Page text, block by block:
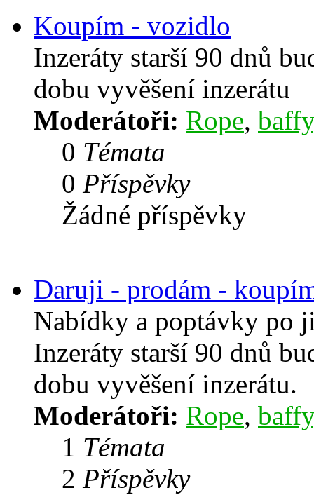
Koupím - vozidlo
Inzeráty starší 90 dnů
dobu vyvěšení inzerátu
Moderátoři: Rope, baffy
0 Témata
0 Příspěvky
Žádné příspěvky
Daruji - prodám -
Nabídky a poptávky po
Inzeráty starší 90 dnů
dobu vyvěšení inzerátu.
Moderátoři: Rope, baffy
1 Témata
2 Příspěvky